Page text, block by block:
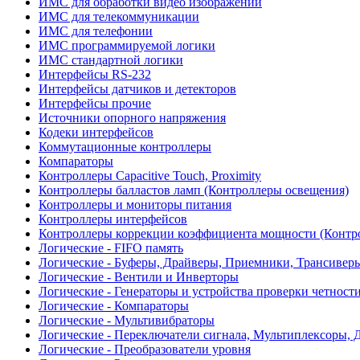
ИМС для телекоммуникации
ИМС для телефонии
ИМС программируемой логики
ИМС стандартной логики
Интерфейсы RS-232
Интерфейсы датчиков и детекторов
Интерфейсы прочие
Источники опорного напряжения
Кодеки интерфейсов
Коммутационные контроллеры
Компараторы
Контроллеры Capacitive Touch, Proximity
Контроллеры балластов ламп (Контроллеры освещения)
Контроллеры и мониторы питания
Контроллеры интерфейсов
Контроллеры коррекции коэффициента мощности
Логические - FIFO память
Логические - Буферы, Драйверы, Приемники,
Логические - Вентили и Инверторы
Логические - Генераторы и устройства проверки четности
Логические - Компараторы
Логические - Мультивибраторы
Логические - Переключатели сигнала, Мультиплексоры,
Логические - Преобразователи уровня